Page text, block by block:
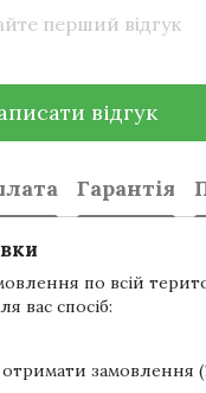
перший відгук
відгук
Гарантія
по всій
вас спосіб:
замовлення